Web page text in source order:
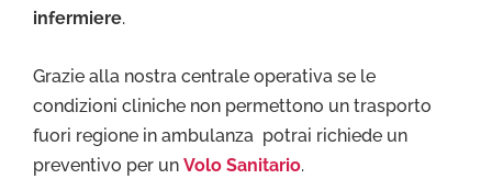
infermiere.
Grazie alla nostra centrale operativa se le
condizioni cliniche non permettono un trasporto
fuori regione in ambulanza potrai richiede un
preventivo per un Volo Sanitario.